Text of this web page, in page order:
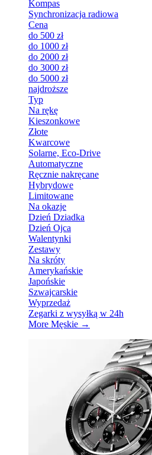
Kompas
Synchronizacja radiowa
Cena
do 500 zł
do 1000 zł
do 2000 zł
do 3000 zł
do 5000 zł
najdroższe
Typ
Na rękę
Kieszonkowe
Złote
Kwarcowe
Solarne, Eco-Drive
Automatyczne
Ręcznie nakręcane
Hybrydowe
Limitowane
Na okazje
Dzień Dziadka
Dzień Ojca
Walentynki
Zestawy
Na skróty
Amerykańskie
Japońskie
Szwajcarskie
Wyprzedaż
Zegarki z wysyłką w 24h
More Męskie →